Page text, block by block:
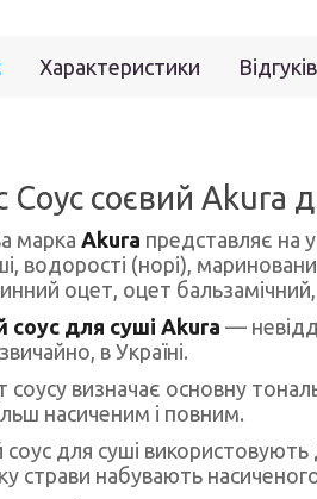
Характеристики
Соус соєвий Akura
марка Akura представляє на
водорості (норі),
оцет, оцет бальзамічний,
соус для суші Akura —
звичайно, в Україні.
визначає основну
насиченим і повним.
соус для суші
страви набувають